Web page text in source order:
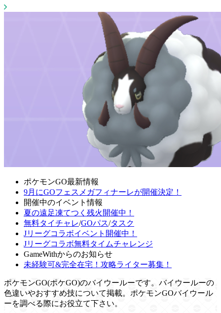
ポケモンGO最新情報
9月にGOフェスメガフィナーレが開催決定！
開催中のイベント情報
夏の遠足凍てつく残火開催中！
無料タイチャレ/GOパス/タスク
Jリーグコラボイベント開催中！
Jリーグコラボ無料タイムチャレンジ
GameWithからのお知らせ
未経験可&完全在宅！攻略ライター募集！
ポケモンGO(ポケGO)のバイウールーです。バイウールーの
色違いやおすすめ技について掲載。ポケモンGOバイウール
ーを調べる際にお役立て下さい。